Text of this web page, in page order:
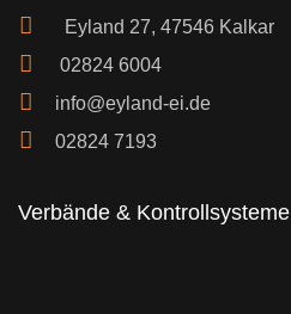
Eyland 27, 47546 Kalkar
02824 6004
info@eyland-ei.de
02824 7193
Verbände & Kontrollsysteme